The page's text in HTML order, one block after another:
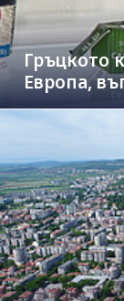
Гръцкото
Европа,